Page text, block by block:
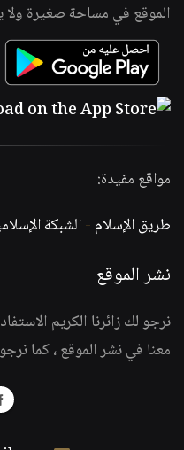
الموقع في مساحة صغيرة ولا
مواقع مفيدة:
طريق الإسلام -الشبكة
نشر الموقع
نرجو لك زائرنا الكريم
معنا في نشر الموقع ، كما